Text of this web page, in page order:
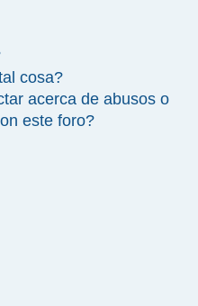
cosa?
acerca de abusos o
este foro?